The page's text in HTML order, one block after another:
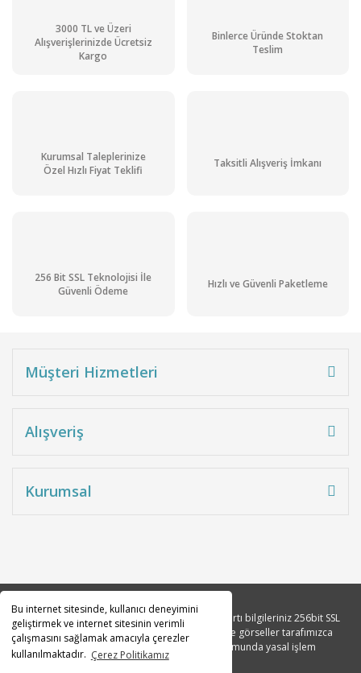
Bu internet sitesinde, kullanıcı deneyimini
geliştirmek ve internet sitesinin verimli
çalışmasını sağlamak amacıyla çerezler
kullanılmaktadır. Çerez Politikamız
3000 TL ve Üzeri
Alışverişlerinizde Ücretsiz
Kargo
Binlerce Üründe Stoktan
Teslim
Kurumsal Taleplerinize
Özel Hızlı Fiyat Teklifi
Taksitli Alışveriş İmkanı
256 Bit SSL Teknolojisi İle
Güvenli Ödeme
Hızlı ve Güvenli Paketleme
Müşteri Hizmetleri
Alışveriş
Kurumsal
Copyright 2010© Tüm hakları saklıdır. Kredi kartı bilgileriniz 256bit SSL
sertifikası ile korunmaktadır. Tüm açıklama ve görseller tarafımızca
tasarlanmıştır. İzinsiz kopyalanması durumunda yasal işlem
başlatılacaktır.